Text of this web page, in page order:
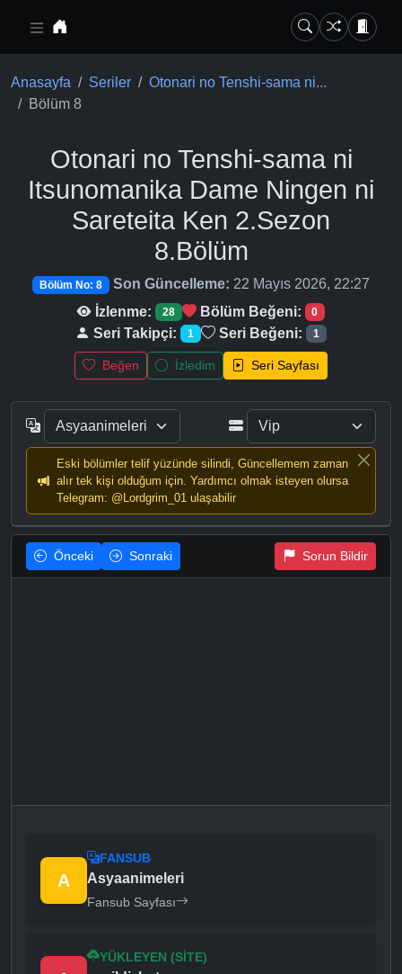
Anasayfa Seriler
Otonari no Tenshi-sama ni...
Bölüm 8
Otonari no Tenshi-sama ni
Itsunomanika Dame Ningen ni
Sareteita Ken 2.Sezon
8.Bölüm
Bölüm No: 8 Son Güncelleme: 22 Mayıs 2026, 22:27
İzlenme:
28 Bölüm Beğeni: 0
Seri Takipçi: 1 Seri Beğeni: 1
Beğen İzledim Seri Sayfası
Eski bölümler telif yüzünde silindi, Güncellemem zaman
alır tek kişi olduğum için. Yardımcı olmak isteyen olursa
Telegram: @Lordgrim_01 ulaşabilir
Önceki Sonraki Sorun Bildir
A
FANSUB
Asyaanimeleri
Fansub Sayfası
YÜKLEYEN (SITE)